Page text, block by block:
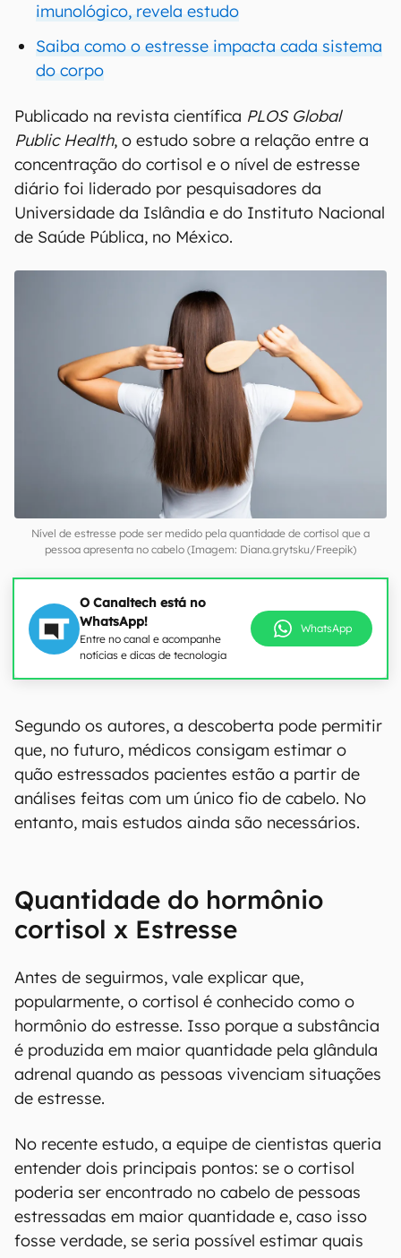
imunológico, revela estudo
Saiba como o estresse impacta cada sistema
do corpo
Publicado na revista científica PLOS Global
Public Health, o estudo sobre a relação entre a
concentração do cortisol e o nível de estresse
diário foi liderado por pesquisadores da
Universidade da Islândia e do Instituto Nacional
de Saúde Pública, no México.
Nível de estresse pode ser medido pela quantidade de cortisol que a
pessoa apresenta no cabelo (Imagem: Diana.grytsku/Freepik)
O Canaltech está no
WhatsApp!
Entre no canal e acompanhe
notícias e dicas de tecnologia
WhatsApp
Segundo os autores, a descoberta pode permitir
que, no futuro, médicos consigam estimar o
quão estressados pacientes estão a partir de
análises feitas com um único fio de cabelo. No
entanto, mais estudos ainda são necessários.
Quantidade do hormônio
cortisol x Estresse
Antes de seguirmos, vale explicar que,
popularmente, o cortisol é conhecido como o
hormônio do estresse. Isso porque a substância
é produzida em maior quantidade pela glândula
adrenal quando as pessoas vivenciam situações
de estresse.
No recente estudo, a equipe de cientistas queria
entender dois principais pontos: se o cortisol
poderia ser encontrado no cabelo de pessoas
estressadas em maior quantidade e, caso isso
fosse verdade, se seria possível estimar quais